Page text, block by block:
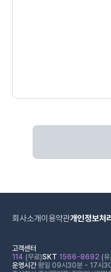
회사소개이용약관개인정보처
고객센터
114 (무료)SKT 1566-8692 (
운영시간평일 09시30분 - 17시